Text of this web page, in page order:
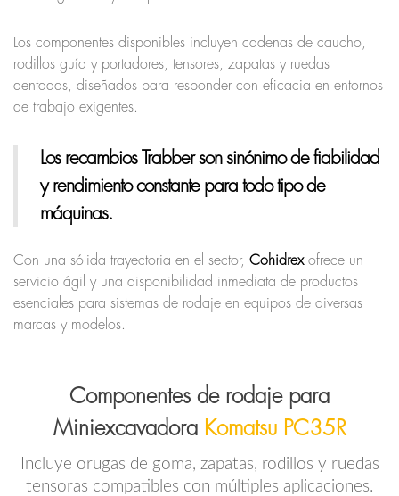
Los componentes disponibles incluyen cadenas de caucho,
rodillos guía y portadores, tensores, zapatas y ruedas
dentadas, diseñados para responder con eficacia en entornos
de trabajo exigentes.
Los recambios Trabber son sinónimo de fiabilidad
y rendimiento constante para todo tipo de
máquinas.
Con una sólida trayectoria en el sector, Cohidrexofrece un
servicio ágil y una disponibilidad inmediata de productos
esenciales para sistemas de rodaje en equipos de diversas
marcas y modelos.
Componentes de rodaje para
Miniexcavadora Komatsu PC35R
Incluye orugas de goma, zapatas, rodillos y ruedas
tensoras compatibles con múltiples aplicaciones.